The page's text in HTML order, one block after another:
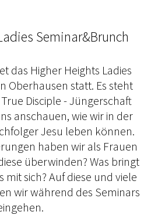
Seminar&Brunch
das Higher Heights Ladies
Oberhausen statt. Es steht
Disciple - Jüngerschaft
anschauen, wie wir in der
Jesu leben können.
haben wir als Frauen
überwinden? Was bringt
sich? Auf diese und viele
wir während des Seminars